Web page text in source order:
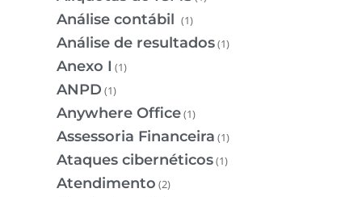
Análise contábil (1)
Análise de resultados(1)
Anexo I (1)
ANPD (1)
Anywhere Office(1)
Assessoria Financeira (1)
Ataques cibernéticos(1)
Atendimento (2)